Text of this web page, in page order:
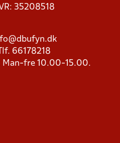
35208518
Tlf. 66178218
Man-fre 10.00-15.00.